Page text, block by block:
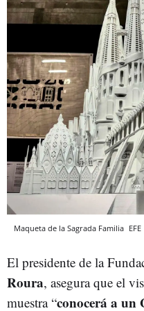
Maqueta de la Sagrada Familia EFE
El presidente de la
Roura, asegura que el
muestra “conocerá a un